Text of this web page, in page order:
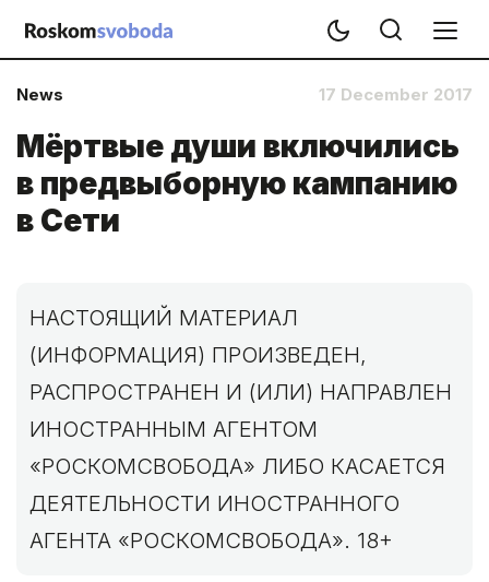
News 17 December 2017
Мёртвые души включились
в предвыборную кампанию
в Сети
НАСТОЯЩИЙ МАТЕРИАЛ
(ИНФОРМАЦИЯ) ПРОИЗВЕДЕН,
РАСПРОСТРАНЕН И (ИЛИ) НАПРАВЛЕН
ИНОСТРАННЫМ АГЕНТОМ
«РОСКОМСВОБОДА» ЛИБО КАСАЕТСЯ
ДЕЯТЕЛЬНОСТИ ИНОСТРАННОГО
АГЕНТА «РОСКОМСВОБОДА». 18+